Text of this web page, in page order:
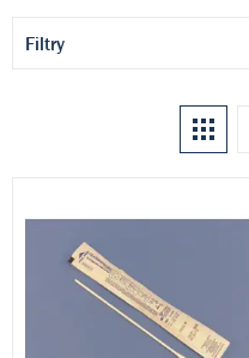
Filtry